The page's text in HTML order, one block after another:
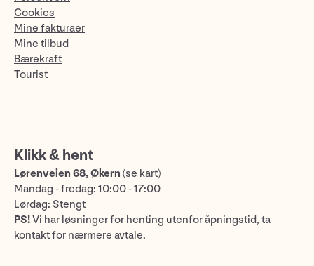
Cookies
Mine fakturaer
Mine tilbud
Bærekraft
Tourist
Klikk & hent
Lørenveien 68, Økern (se kart)
Mandag - fredag: 10:00 - 17:00
Lørdag: Stengt
PS!Vi har løsninger for henting utenfor åpningstid, ta
kontakt for nærmere avtale.